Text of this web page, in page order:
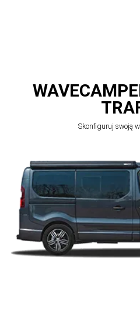
Skonfiguruj swoją